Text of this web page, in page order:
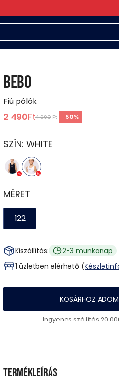
BEBO
Fiú pólók
2 490Ft4 990 Ft -50%
SZÍN: WHITE
MÉRET
122
Kiszállítás:
2-3 munkanap
1 üzletben elérhető (
KOSÁRHOZ ADOM
Ingyenes szállítás
Termékleírás